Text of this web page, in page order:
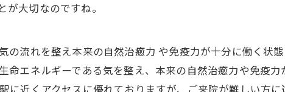
大切なのですね。
流れを整え本来の自然治癒力 や免疫力が十分に働く状
エネルギーである気を整え、本来の自然治癒力や免疫
近くアクセスに優れておりますが、ご来院が難しい方